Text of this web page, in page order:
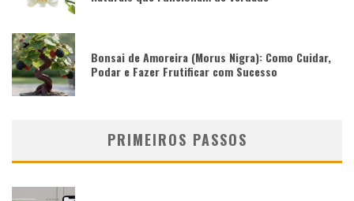
Bonsai de Amoreira (Morus Nigra): Como Cuidar,
Podar e Fazer Frutificar com Sucesso
PRIMEIROS PASSOS